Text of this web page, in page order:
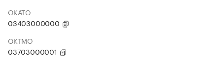
ОКАТО
03403000000
ОКТМО
03703000001